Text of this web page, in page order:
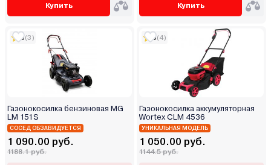
Купить Купить
5(3)
Газонокосилка бензиновая MG
LM 151S
СОСЕД ОБЗАВИДУЕТСЯ
1 090.00 руб.
1188.1 руб.
5(4)
Газонокосилка аккумуляторная
Wortex CLM 4536
УНИКАЛЬНАЯ МОДЕЛЬ
1 050.00 руб.
1144.5 руб.